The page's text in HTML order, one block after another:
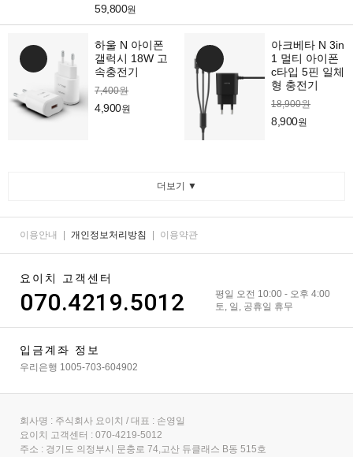
59,800원
하울 N 아이폰
갤럭시 18W 고
속충전기
7,400원
4,900원
아크베타 N 3in
1 멀티 아이폰
c타입 5핀 일체
형 충전기
18,900원
8,900원
더보기 ▼
이용안내 개인정보처리방침 이용약관
요이치 고객센터
070.4219.5012
평일 오전 10:00 - 오후 4:00
토, 일, 공휴일 휴무
입금계좌 정보
우리은행 1005-703-604902
회사명 : 주식회사 요이치 / 대표 : 손영일
요이치 고객센터 : 070-4219-5012
주소 : 경기도 의정부시 문충로 74,고산 듀클래스 B동 515호